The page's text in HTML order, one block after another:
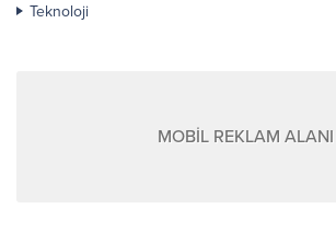
Teknoloji
MOBİL REKLAM ALANI